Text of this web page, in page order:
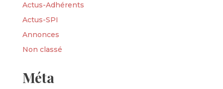
Actus-Adhérents
Actus-SPI
Annonces
Non classé
Méta